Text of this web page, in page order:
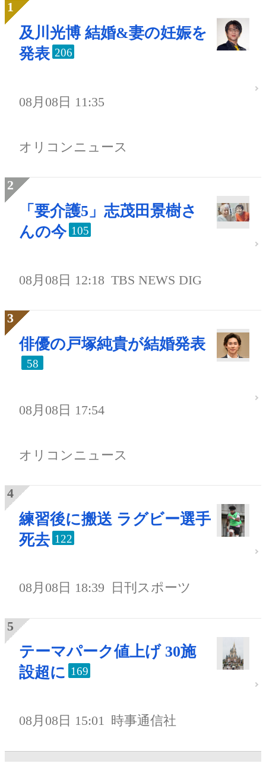
及川光博 結婚&妻の妊娠を
発表 206
08月08日 11:35
オリコンニュース
「要介護5」志茂田景樹さ
んの今 105
08月08日 12:18 TBS NEWS DIG
俳優の戸塚純貴が結婚発表
58
08月08日 17:54
オリコンニュース
練習後に搬送 ラグビー選手
死去 122
08月08日 18:39 日刊スポーツ
テーマパーク値上げ 30施
設超に 169
08月08日 15:01 時事通信社